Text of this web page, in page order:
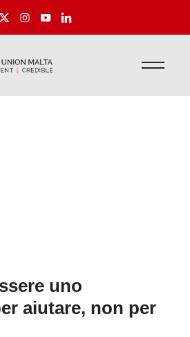
uno
aiutare, non per